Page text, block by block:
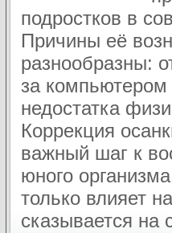
подростков в
Причины её
разнообразны:
за
недостатка
Коррекция
важный шаг к
юного
только влияет
сказывается на